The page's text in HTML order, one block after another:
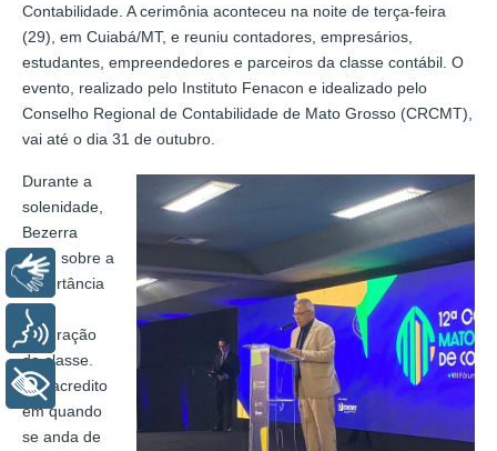
Contabilidade. A cerimônia aconteceu na noite de terça-feira
(29), em Cuiabá/MT, e reuniu contadores, empresários,
estudantes, empreendedores e parceiros da classe contábil. O
evento, realizado pelo Instituto Fenacon e idealizado pelo
Conselho Regional de Contabilidade de Mato Grosso (CRCMT),
vai até o dia 31 de outubro.
Durante a
solenidade,
Bezerra
falou sobre a
importância
da
integração
da classe.
“Eu acredito
em quando
se anda de
Voz
+ Acessibilidade